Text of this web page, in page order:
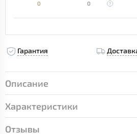
0
0
Гарантия
Описание
Характеристики
Отзывы